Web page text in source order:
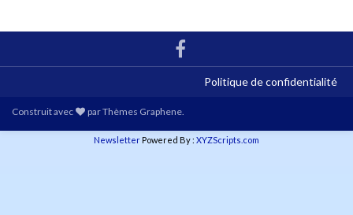
Politique de confidentialité
Construit avec parThèmes Graphene.
NewsletterPowered By : XYZScripts.com